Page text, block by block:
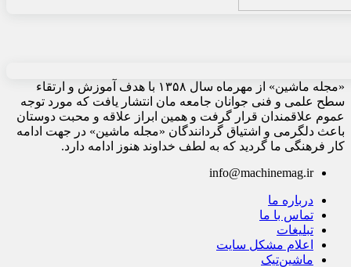
«مجله ماشین» از مهرماه سال ۱۳۵۸ با هدف آموزش و ارتقاء
سطح علمی و فنی جوانان جامعه مان انتشار یافت که مورد توجه
عموم علاقمندان قرار گرفت و همین ابراز علاقه و محبت دوستان
باعث دلگرمی و اشتیاق گردانندگان «مجله ماشین» در جهت ادامه
کار فرهنگی ما گردید که به لطف خداوند هنوز ادامه دارد.
info@machinemag.ir
درباره ما
تماس با ما
تبلیغات
اعلام مشکل سایت
ماشین‌تیک